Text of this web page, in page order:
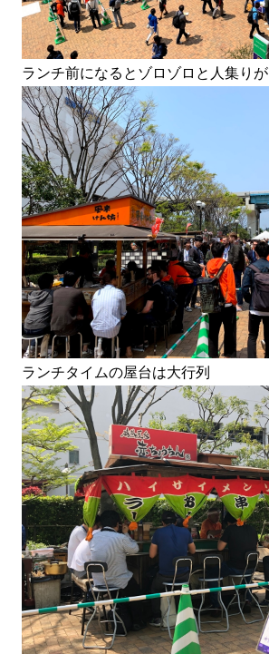
ランチ前になるとゾロゾロと人集りが
ランチタイムの屋台は大行列